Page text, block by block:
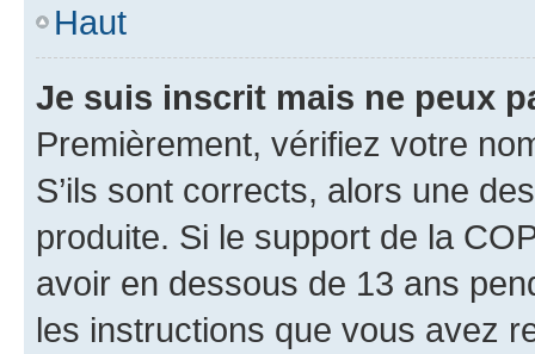
Haut
Je suis inscrit mais ne peux
Premièrement, vérifiez votre
S’ils sont corrects, alors une
produite. Si le support de la
avoir en dessous de 13 ans
les instructions que vous avez